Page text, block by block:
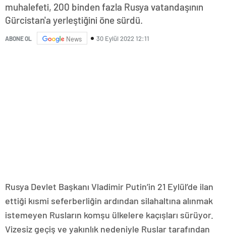
muhalefeti, 200 binden fazla Rusya vatandaşının
Gürcistan'a yerleştiğini öne sürdü.
ABONE OL News 30 Eylül 2022 12:11
Rusya Devlet Başkanı Vladimir Putin’in 21 Eylül’de ilan
ettiği kısmi seferberliğin ardından silahaltına alınmak
istemeyen Rusların komşu ülkelere kaçışları sürüyor.
Vizesiz geçiş ve yakınlık nedeniyle Ruslar tarafından